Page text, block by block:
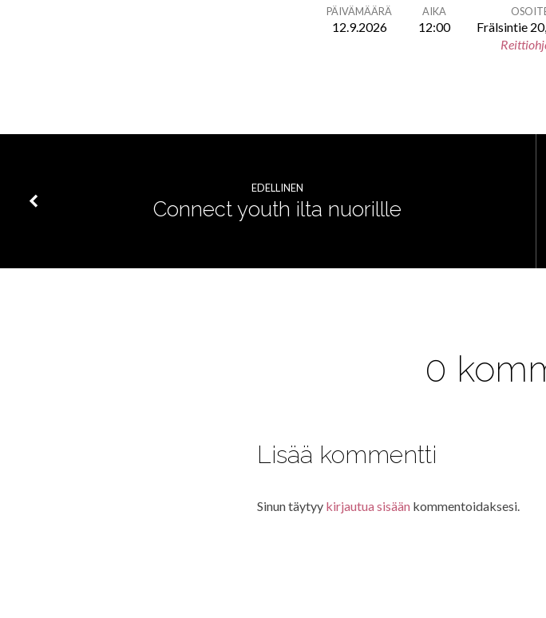
PÄIVÄMÄÄRÄ
12.9.2026
AIKA
12:00
Frälsintie
EDELLINEN
Connect youth ilta nuorillle
0
Lisää kommentti
Sinun täytyy kirjautua sisään kommentoidaksesi.